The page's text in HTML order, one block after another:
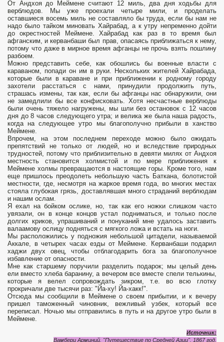
От Андхоя до Меймене считают 12 миль, два дня ходьбы для
верблюдов. Мы уже проехали четыре мили, и проделать
оставшиеся восемь миль не составляло бы труда, если бы нам не
надо было тайком миновать Хайрабад, а к утру непременно дойти
до окрестностей Меймене. Хайрабад как раз в то время был
афганским, и керванбаши был прав, опасаясь приближаться к нему,
потому что даже в мирное время афганцы не прочь взять пошлину
разбоем.
Можно представить себе, как обошлись бы военные власти с
караваном, попади он им в руки. Нескольких жителей Хайрабада,
которые были в караване и при приближении к родному городу
захотели расстаться с нами, принудили продолжить путь,
страшась измены, так как, если бы афганцы нас обнаружили, они
не замедлили бы все конфисковать. Хотя несчастные верблюды
были очень тяжело нагружены, мы шли без остановок с 12 часов
дня до 8 часов следующего утра; и велика же была наша радость,
когда на следующее утро мы благополучно прибыли в ханство
Меймене.
Впрочем, на этом последнем переходе можно было ожидать
препятствий не только от людей, но и вследствие природных
трудностей, потому что приблизительно в девяти милях от Андхоя
местность становится холмистой и по мере приближения к
Меймене холмы превращаются в настоящие горы. Кроме того, нам
еще пришлось преодолеть небольшую часть Баткана, боло­тистой
местности, где, несмотря на жаркое время года, во многих местах
стояла глубокая грязь, доставлявшая много страданий верблюдам
и нашим ослам.
Я ехал на бойком ослике, но, так как его ножки слишком часто
увязали, он в конце концов устал подниматься, и только после
долгих криков, упрашиваний и понуканий мне удалось заставить
валаамову ослицу подняться с мягкого ложа и встать на ноги.
Мы расположились у подножия небольшой цитадели, на­зываемой
Аккале, в четырех часах езды от Меймене. Керванбаши подарил
хаджи двух овец, чтобы отблагодарить бога за благо­получное
избавление от опасности.
Мне как старшему поручили разделить подарок; мы целый день
ели вместо хлеба баранину, а вечером все вместе спели телькины,
которые я велел сопровож­дать зикром, т.е. во всю глотку
прокричали две тысячи раз: "Йа-ху! Йа-хакк!".
Отсюда мы сообщили в Меймене о своем прибытии, и к вечеру
пришел таможенный чиновник, вежливый узбек, который все
переписал. Ночью мы отправились в путь и на другое утро были в
Меймене.
Источник:
Вамбери Арминий. "Путешествие по Средней Азии". 1867 год.